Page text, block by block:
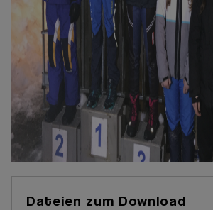
Dateien zum Download